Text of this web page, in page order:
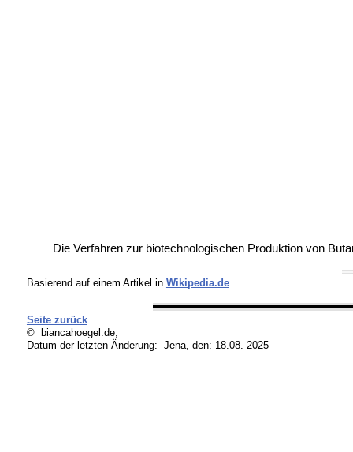
Die Verfahren zur biotechnologischen Produktion von
Basierend auf einem Artikel in Wikipedia.de
Seite zurück
© biancahoegel.de;
Datum der letzten Änderung: Jena, den: 18.08. 2025